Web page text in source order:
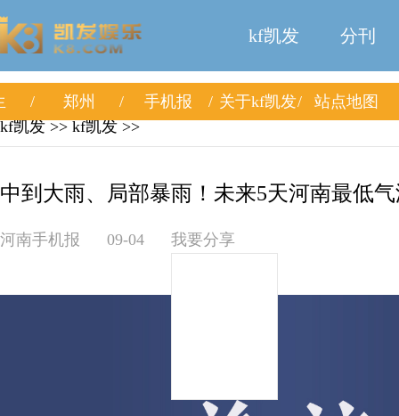
kf凯发 分刊
郑州 手机报 关于kf凯发
站点地图
kf凯发 >> kf凯发 >>
中到大雨、局部暴雨！未来5天河南最低
河南手机报 09-04 我要分享